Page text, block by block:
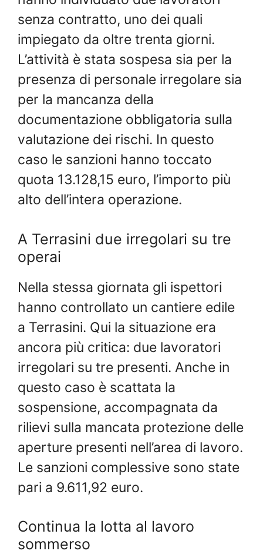
senza contratto, uno dei quali
impiegato da oltre trenta giorni.
L’attività è stata sospesa sia per la
presenza di personale irregolare sia
per la mancanza della
documentazione obbligatoria sulla
valutazione dei rischi. In questo
caso le sanzioni hanno toccato
quota 13.128,15 euro, l’importo più
alto dell’intera operazione.
A Terrasini due irregolari su tre
operai
Nella stessa giornata gli ispettori
hanno controllato un cantiere edile
a Terrasini. Qui la situazione era
ancora più critica: due lavoratori
irregolari su tre presenti. Anche in
questo caso è scattata la
sospensione, accompagnata da
rilievi sulla mancata protezione delle
aperture presenti nell’area di lavoro.
Le sanzioni complessive sono state
pari a 9.611,92 euro.
Continua la lotta al lavoro
sommerso